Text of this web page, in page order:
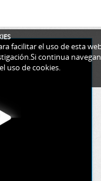
facilitar el uso de esta
continua
uso de cookies.